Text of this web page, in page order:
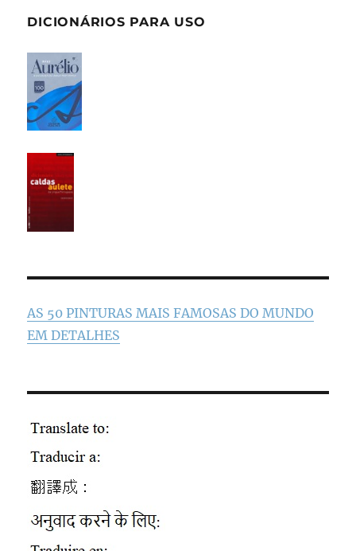
DICIONÁRIOS PARA USO
AS 50 PINTURAS MAIS FAMOSAS DO MUNDO
EM DETALHES